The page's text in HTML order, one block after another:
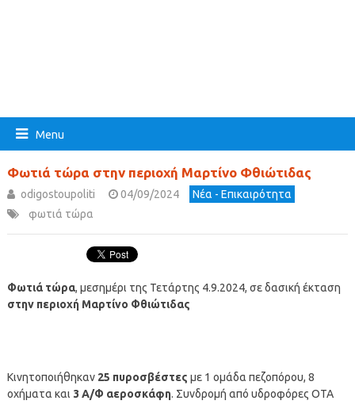
Menu
Φωτιά τώρα στην περιοχή Μαρτίνο Φθιώτιδας
odigostoupoliti 04/09/2024
Νέα - Επικαιρότητα
φωτιά τώρα
Φωτιά τώρα, μεσημέρι της Τετάρτης 4.9.2024, σε δασική έκταση
στην περιοχή Μαρτίνο Φθιώτιδας
Κινητοποιήθηκαν 25 πυροσβέστες με 1 ομάδα πεζοπόρου, 8
οχήματα και 3 Α/Φ αεροσκάφη. Συνδρομή από υδροφόρες ΟΤΑ